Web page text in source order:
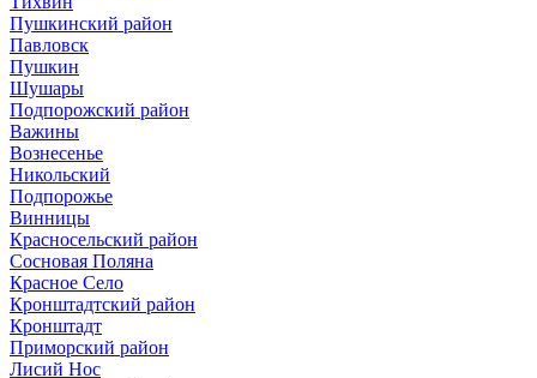
Пушкинский район
Павловск
Пушкин
Шушары
Подпорожский район
Важины
Вознесенье
Никольский
Подпорожье
Винницы
Красносельский район
Сосновая Поляна
Красное Село
Кронштадтский район
Кронштадт
Приморский район
Лисий Нос